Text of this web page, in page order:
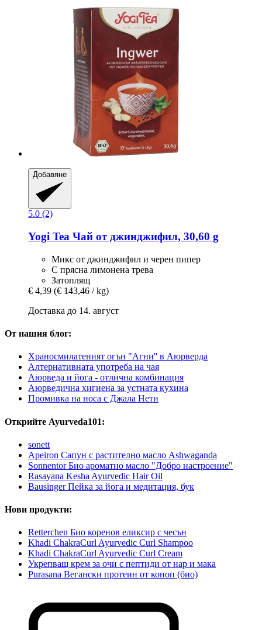
Добавяне
5.0 (2)
Yogi Tea Чай от джинджифил, 30,60 g
Микс от джинджифил и черен пипер
С прясна лимонена трева
Затоплящ
€ 4,39 (€ 143,46 / kg)
Доставка до 14. август
От нашия блог:
Храносмилатеният огън "Агни'' в Аюрверда
Алтернативната употреба на чая
Аюрведа и йога - отлична комбинация
Аюрведична хигиена за устната кухина
Промивка на носа с Джала Нети
Открийте Ayurveda101:
sonett
Apeiron Сапун с растително масло Ashwaganda
Sonnentor Био ароматно масло "Добро настроение"
Rasayana Kesha Ayurvedic Hair Oil
Bausinger Пейка за йога и медитация, бук
Нови продукти:
Retterchen Био коренов еликсир с чесън
Khadi ChakraCurl Ayurvedic Curl Shampoo
Khadi ChakraCurl Ayurvedic Curl Cream
Укрепващ крем за очи с пептиди от нар и мака
Purasana Вегански протеин от коноп (био)